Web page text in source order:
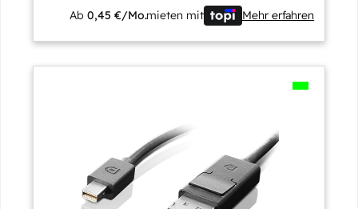
Ab0,45 €/Mo.mieten mit Mehr erfahren